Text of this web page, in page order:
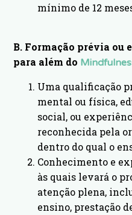
mínimo de 12
B. Formação prévia ou
para além do
Uma qualificação
mental ou física,
social, ou
reconhecida pela
dentro do qual o
Conhecimento e
às quais levará o
atenção plena,
ensino, prestação